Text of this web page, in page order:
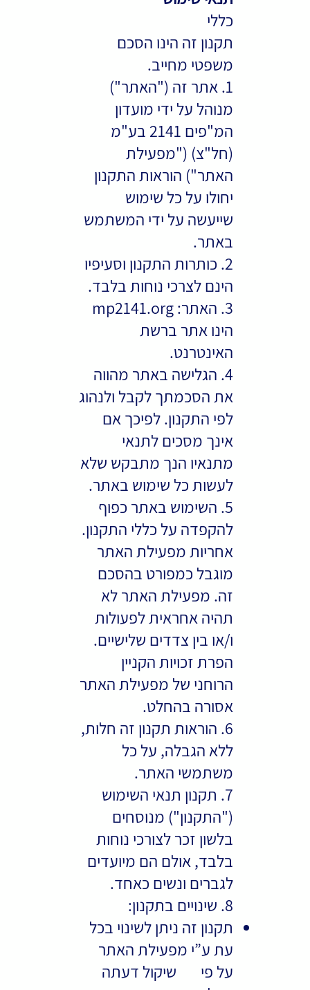
מועדון
המ״פי
ם 2141
כללי
תקנון זה הינו הסכם
משפטי מחייב.
1. אתר זה ("האתר")
מנוהל על ידי מועדון
המ"פים 2141 בע"מ
(חל"צ) ("מפעילת
האתר") הוראות התקנון
יחולו על כל שימוש
שייעשה על ידי המשתמש
באתר.
2. כותרות התקנון וסעיפיו
הינם לצרכי נוחות בלבד.
3. האתר: mp2141.org
הינו אתר ברשת
האינטרנט.
4. הגלישה באתר מהווה
את הסכמתך לקבל ולנהוג
לפי התקנון. לפיכך אם
אינך מסכים לתנאי
מתנאיו הנך מתבקש שלא
לעשות כל שימוש באתר.
5. השימוש באתר כפוף
להקפדה על כללי התקנון.
אחריות מפעילת האתר
מוגבל כמפורט בהסכם
זה. מפעילת האתר לא
תהיה אחראית לפעולות
ו/או בין צדדים שלישיים.
הפרת זכויות הקניין
הרוחני של מפעילת האתר
אסורה בהחלט.
6. הוראות תקנון זה חלות,
ללא הגבלה, על כל
משתמשי האתר.
7. תקנון תנאי השימוש
("התקנון") מנוסחים
בלשון זכר לצורכי נוחות
בלבד, אולם הם מיועדים
לגברים ונשים כאחד.
8. שינויים בתקנון:
תקנון זה ניתן לשינוי בכל
עת ע”י מפעילת האתר
על פי שיקול דעתה